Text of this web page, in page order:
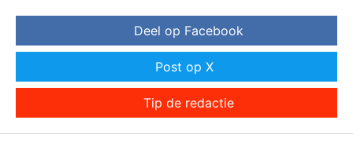
Deel op Facebook
Post op X
Tip de redactie